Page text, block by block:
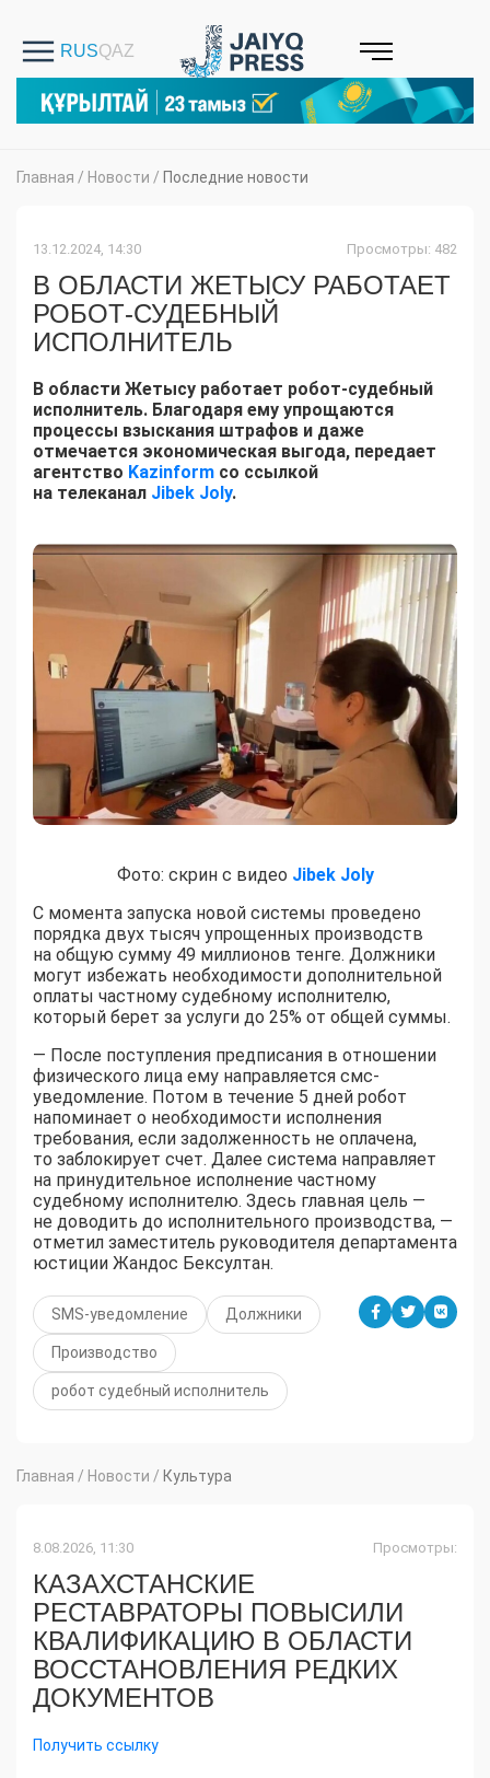
Главная / Новости / Последние новости
13.12.2024, 14:30 Просмотры: 482
В ОБЛАСТИ ЖЕТЫСУ РАБОТАЕТ
РОБОТ-СУДЕБНЫЙ
ИСПОЛНИТЕЛЬ
В области Жетысу работает робот-судебный
исполнитель. Благодаря ему упрощаются
процессы взыскания штрафов и даже
отмечается экономическая выгода, передает
агентство Kazinform со ссылкой
на телеканал Jibek Joly.
Фото: скрин с видео Jibek Joly
С момента запуска новой системы проведено
порядка двух тысяч упрощенных производств
на общую сумму 49 миллионов тенге. Должники
могут избежать необходимости дополнительной
оплаты частному судебному исполнителю,
который берет за услуги до 25% от общей суммы.
— После поступления предписания в отношении
физического лица ему направляется смс-
уведомление. Потом в течение 5 дней робот
напоминает о необходимости исполнения
требования, если задолженность не оплачена,
то заблокирует счет. Далее система направляет
на принудительное исполнение частному
судебному исполнителю. Здесь главная цель —
не доводить до исполнительного производства, —
отметил заместитель руководителя департамента
юстиции Жандос Бексултан.
SMS-уведомление Должники
Производство
робот судебный исполнитель
Главная / Новости / Культура
8.08.2026, 11:30 Просмотры:
КАЗАХСТАНСКИЕ
РЕСТАВРАТОРЫ ПОВЫСИЛИ
КВАЛИФИКАЦИЮ В ОБЛАСТИ
ВОССТАНОВЛЕНИЯ РЕДКИХ
ДОКУМЕНТОВ
Получить ссылку